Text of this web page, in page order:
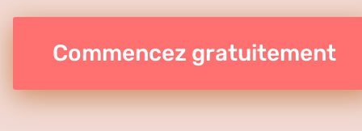
Commencez gratuitement